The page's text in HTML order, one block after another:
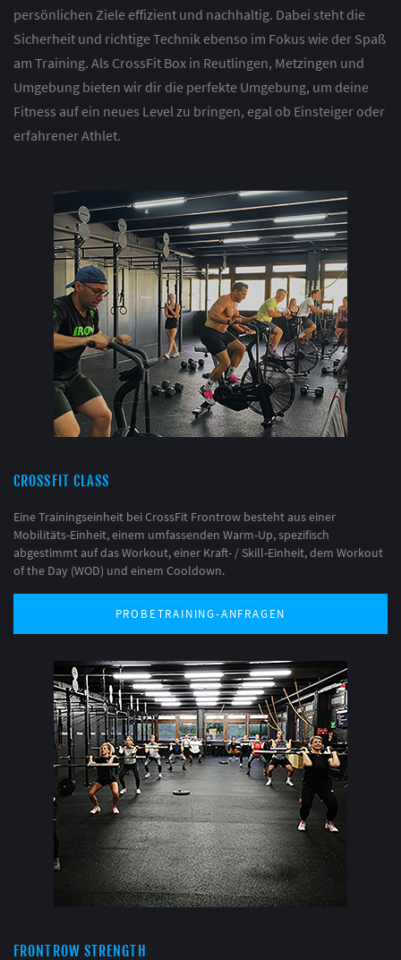
persönlichen Ziele effizient und nachhaltig. Dabei steht die
Sicherheit und richtige Technik ebenso im Fokus wie der Spaß
am Training. Als CrossFit Box in Reutlingen, Metzingen und
Umgebung bieten wir dir die perfekte Umgebung, um deine
Fitness auf ein neues Level zu bringen, egal ob Einsteiger oder
erfahrener Athlet.
CROSSFIT CLASS
Eine Trainingseinheit bei CrossFit Frontrow besteht aus einer
Mobilitäts-Einheit, einem umfassenden Warm-Up, spezifisch
abgestimmt auf das Workout, einer Kraft- / Skill-Einheit, dem Workout
of the Day (WOD) und einem Cooldown.
PROBETRAINING-ANFRAGEN
FRONTROW STRENGTH